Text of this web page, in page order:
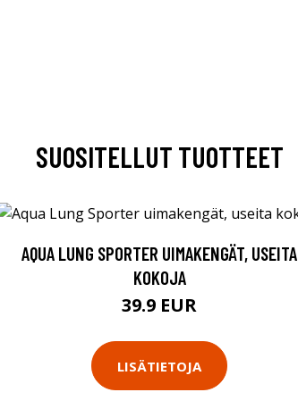
SUOSITELLUT TUOTTEET
AQUA LUNG SPORTER UIMAKENGÄT, USEITA
KOKOJA
39.9 EUR
LISÄTIETOJA